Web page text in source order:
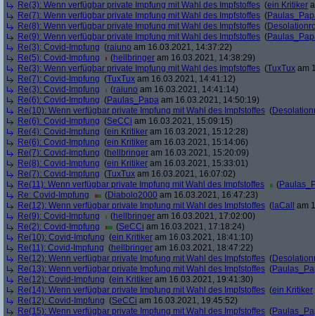
Re(3): Wenn verfügbar private Impfung mit Wahl des Impfstoffes (ein Kritiker
Re(7): Wenn verfügbar private Impfung mit Wahl des Impfstoffes (
Re(8): Wenn verfügbar private Impfung mit Wahl des Impfstoffes (
Re(9): Wenn verfügbar private Impfung mit Wahl des Impfstoffes (
Re(3): Covid-Impfung (raiuno am 16.03.2021, 14:37:22)
Re(5): Covid-Impfung
(hellbringer am 16.03.2021, 14:38:29)
Re(3): Wenn verfügbar private Impfung mit Wahl des Impfstoffes (TuxTux am
Re(7): Covid-Impfung (TuxTux am 16.03.2021, 14:41:12)
Re(3): Covid-Impfung
(raiuno am 16.03.2021, 14:41:14)
Re(6): Covid-Impfung (Paulas_Papa am 16.03.2021, 14:50:19)
Re(10): Wenn verfügbar private Impfung mit Wahl des Impfstoffes (
Re(6): Covid-Impfung (SeCCi am 16.03.2021, 15:09:15)
Re(4): Covid-Impfung (ein Kritiker am 16.03.2021, 15:12:28)
Re(6): Covid-Impfung (ein Kritiker am 16.03.2021, 15:14:06)
Re(7): Covid-Impfung (hellbringer am 16.03.2021, 15:20:09)
Re(8): Covid-Impfung (ein Kritiker am 16.03.2021, 15:33:01)
Re(7): Covid-Impfung (TuxTux am 16.03.2021, 16:07:02)
Re(11): Wenn verfügbar private Impfung mit Wahl des Impfstoffes
(
Re: Covid-Impfung
(Diabolo2000 am 16.03.2021, 16:47:23)
Re(12): Wenn verfügbar private Impfung mit Wahl des Impfstoffes ( laCall
am
Re(9): Covid-Impfung
(hellbringer am 16.03.2021, 17:02:00)
Re(2): Covid-Impfung
(SeCCi am 16.03.2021, 17:18:24)
Re(10): Covid-Impfung (ein Kritiker am 16.03.2021, 18:41:10)
Re(11): Covid-Impfung (hellbringer am 16.03.2021, 18:47:22)
Re(12): Wenn verfügbar private Impfung mit Wahl des Impfstoffes (
Re(13): Wenn verfügbar private Impfung mit Wahl des Impfstoffes (
Re(12): Covid-Impfung (ein Kritiker am 16.03.2021, 19:41:30)
Re(14): Wenn verfügbar private Impfung mit Wahl des Impfstoffes (ein Kritiker
Re(12): Covid-Impfung (SeCCi am 16.03.2021, 19:45:52)
Re(15): Wenn verfügbar private Impfung mit Wahl des Impfstoffes (